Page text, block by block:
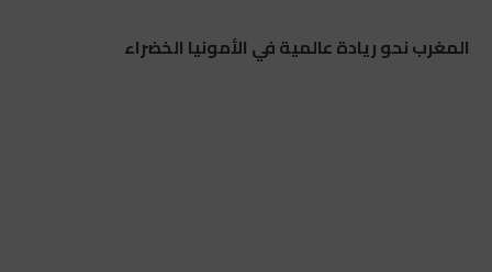
المغرب نحو ريادة عالمية في الأمونيا الخضراء